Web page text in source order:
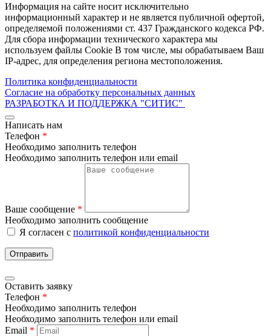
Информация на сайте носит исключительно
информационный характер и не является публичной офертой,
определяемой положениями ст. 437 Гражданского кодекса РФ.
Для сбора информации технического характера мы
используем файлы Cookie В том числе, мы обрабатываем Ваш
IP-адрес, для определения региона местоположения.
Политика конфиденциальности
Согласие на обработку персональных данных
РАЗРАБОТКА И ПОДДЕРЖКА "СИТИС"
Написать нам
Телефон *
Необходимо заполнить телефон
Необходимо заполнить телефон или email
Ваше сообщение *
Необходимо заполнить сообщение
Я согласен с политикой конфиденциальности
Отправить
Оставить заявку
Телефон *
Необходимо заполнить телефон
Необходимо заполнить телефон или email
Email *